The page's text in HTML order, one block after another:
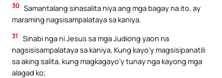
30 Samantalang sinasalita niya ang mga bagay na ito, ay
maraming nagsisampalataya sa kaniya.
31
Sinabi nga ni Jesus sa mga Judiong yaon na
nagsisisampalataya sa kaniya, Kung kayo’y magsisipanatili
sa aking salita, kung magkagayo’y tunay nga kayong mga
alagad ko;